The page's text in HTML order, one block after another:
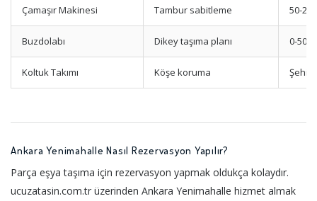
Çamaşır Makinesi Tambur sabitleme 50-
Buzdolabı Dikey taşıma planı 0-50
Koltuk Takımı Köşe koruma
Ankara Yenimahalle Nasıl Rezervasyon Yapılır?
Parça eşya taşıma için rezervasyon yapmak oldukça kolaydır.
ucuzatasin.com.tr üzerinden Ankara Yenimahalle hizmet almak